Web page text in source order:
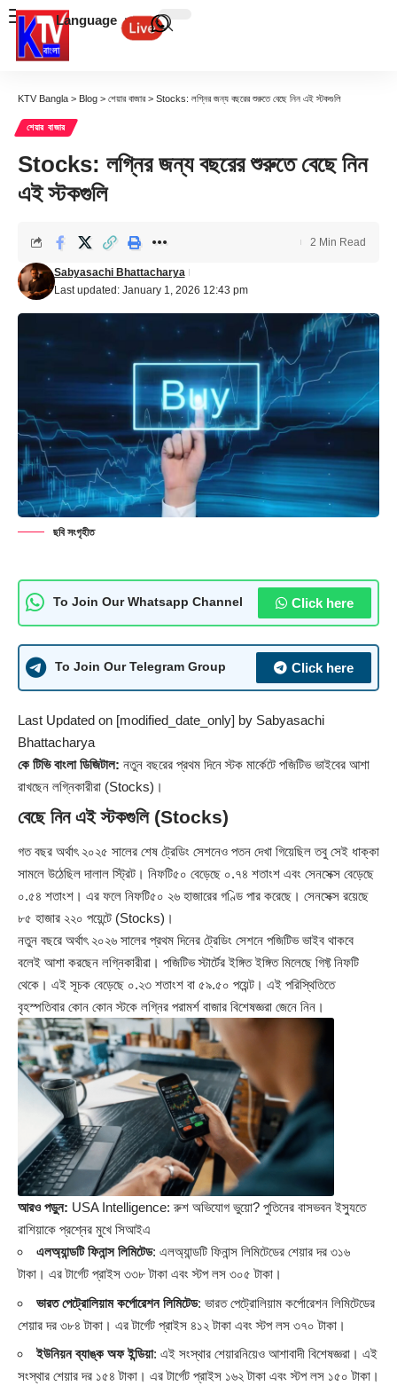
Language
KTV Bangla > Blog > শেয়ার বাজার> Stocks: লগ্নির জন্য বছরের শুরুতে বেছে নিন এই স্টকগুলি
শেয়ার বাজার
Stocks: লগ্নির জন্য বছরের শুরুতে বেছে নিন
এই স্টকগুলি
Last updated: January 1, 2026 12:43 pm
Sabyasachi Bhattacharya
2 Min Read
ছবি সংগৃহীত
To Join Our Whatsapp Channel Click here
To Join Our Telegram Group Click here
Last Updated on [modified_date_only] by Sabyasachi
Bhattacharya
কে টিভি বাংলা ডিজিটাল: নতুন বছরের প্রথম দিনে স্টক মার্কেটে পজিটিভ ভাইবের আশা
রাখছেন লগ্নিকারীরা (Stocks)।
বেছে নিন এই স্টকগুলি (Stocks)
গত বছর অর্থাৎ ২০২৫ সালের শেষ ট্রেডিং সেশনেও পতন দেখা গিয়েছিল তবু সেই ধাক্কা
সামলে উঠেছিল দালাল স্ট্রিট। নিফটি৫০ বেড়েছে ০.৭৪ শতাংশ এবং সেনসেক্স বেড়েছে
০.৫৪ শতাংশ। এর ফলে নিফটি৫০ ২৬ হাজারের গণ্ডি পার করেছে। সেনসেক্স রয়েছে
৮৫ হাজার ২২০ পয়েন্টে (Stocks)।
নতুন বছরে অর্থাৎ ২০২৬ সালের প্রথম দিনের ট্রেডিং সেশনে পজিটিভ ভাইব থাকবে
বলেই আশা করছেন লগ্নিকারীরা। পজিটিভ স্টার্টের ইঙ্গিত ইঙ্গিত মিলেছে গিফ্ট নিফটি
থেকে। এই সূচক বেড়েছে ০.২৩ শতাংশ বা ৫৯.৫০ পয়েন্ট। এই পরিস্থিতিতে
বৃহস্পতিবার কোন কোন স্টকে লগ্নির পরামর্শ বাজার বিশেষজ্ঞরা জেনে নিন।
আরও পড়ুন: USA Intelligence: রুশ অভিযোগ ভুয়ো? পুতিনের বাসভবন ইস্যুতে
রাশিয়াকে প্রশ্নের মুখে সিআইএ
এলঅ্যান্ডটি ফিনান্স লিমিটেড: এলঅ্যান্ডটি ফিনান্স লিমিটেডের শেয়ার দর ৩১৬
টাকা। এর টার্গেট প্রাইস ৩৩৮ টাকা এবং স্টপ লস ৩০৫ টাকা।
ভারত পেট্রোলিয়াম কর্পোরেশন লিমিটেড: ভারত পেট্রোলিয়াম কর্পোরেশন লিমিটেডের
শেয়ার দর ৩৮৪ টাকা। এর টার্গেট প্রাইস ৪১২ টাকা এবং স্টপ লস ৩৭০ টাকা।
ইউনিয়ন ব্যাঙ্ক অফ ইন্ডিয়া: এই সংস্থার শেয়ারনিয়েও আশাবাদী বিশেষজ্ঞরা। এই
সংস্থার শেয়ার দর ১৫৪ টাকা। এর টার্গেট প্রাইস ১৬২ টাকা এবং স্টপ লস ১৫০ টাকা।